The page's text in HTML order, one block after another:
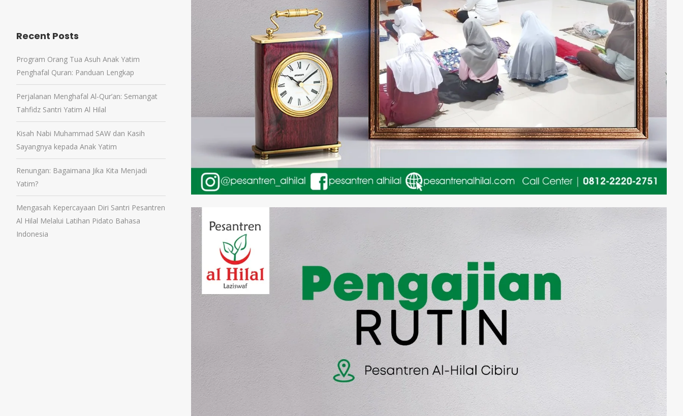
Recent Posts
Program Orang Tua Asuh Anak Yatim
Penghafal Quran: Panduan Lengkap
Perjalanan Menghafal Al-Qur’an: Semangat
Tahfidz Santri Yatim Al Hilal
Kisah Nabi Muhammad SAW dan Kasih
Sayangnya kepada Anak Yatim
Renungan: Bagaimana Jika Kita Menjadi
Yatim?
Mengasah Kepercayaan Diri Santri Pesantren
Al Hilal Melalui Latihan Pidato Bahasa
Indonesia